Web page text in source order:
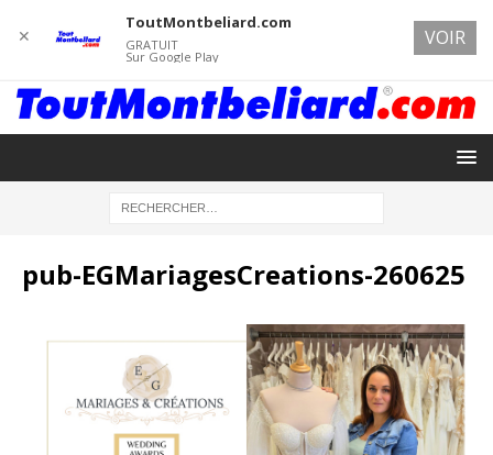
pub-EGMariagesCreations-260625
✕
ToutMontbeliard.com
GRATUIT
Sur Google Play
VOIR